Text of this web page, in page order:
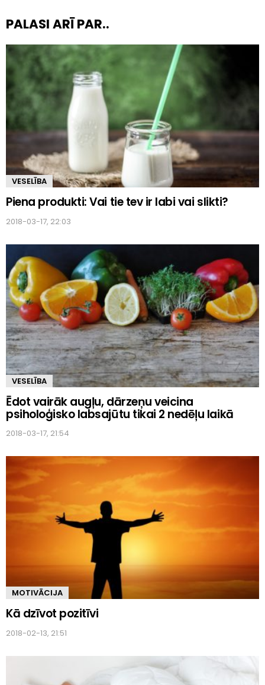
PALASI ARĪ PAR..
VESELĪBA
Piena produkti: Vai tie tev ir labi vai slikti?
2018-03-17, 22:03
VESELĪBA
Ēdot vairāk augļu, dārzeņu veicina
psiholoģisko labsajūtu tikai 2 nedēļu laikā
2018-03-17, 21:54
MOTIVĀCIJA
Kā dzīvot pozitīvi
2018-02-13, 21:51